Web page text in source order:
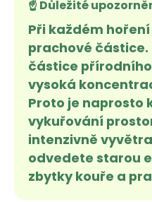
☝️ Důležité
Při každém
prachové částice.
částice
vysoká
Proto je naprosto
vykuřování
intenzivně
odvedete starou
zbytky kouře a